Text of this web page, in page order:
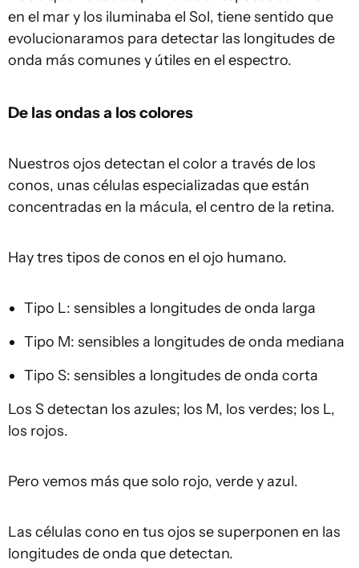
en el mar y los iluminaba el Sol, tiene sentido que
evolucionaramos para detectar las longitudes de
onda más comunes y útiles en el espectro.
De las ondas a los colores
Nuestros ojos detectan el color a través de los
conos, unas células especializadas que están
concentradas en la mácula, el centro de la retina.
Hay tres tipos de conos en el ojo humano.
Tipo L: sensibles a longitudes de onda larga
Tipo M: sensibles a longitudes de onda mediana
Tipo S: sensibles a longitudes de onda corta
Los S detectan los azules; los M, los verdes; los L,
los rojos.
Pero vemos más que solo rojo, verde y azul.
Las células cono en tus ojos se superponen en las
longitudes de onda que detectan.